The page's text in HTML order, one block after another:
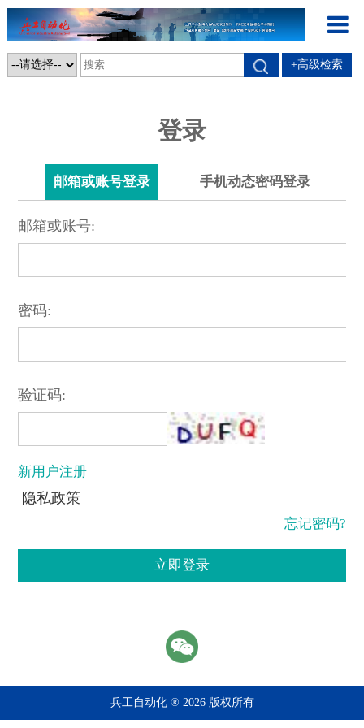
+高级检索
登录
邮箱或账号登录 手机动态密码登录
邮箱或账号:
密码:
验证码:
新用户注册
隐私政策
忘记密码?
立即登录
兵工自动化 ® 2026 版权所有